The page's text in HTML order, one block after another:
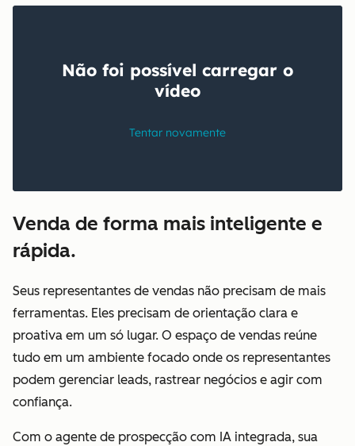
Venda de forma mais inteligente e
rápida.
Seus representantes de vendas não precisam de mais
ferramentas. Eles precisam de orientação clara e
proativa em um só lugar. O espaço de vendas reúne
tudo em um ambiente focado onde os representantes
podem gerenciar leads, rastrear negócios e agir com
confiança.
Com o agente de prospecção com IA integrada, sua